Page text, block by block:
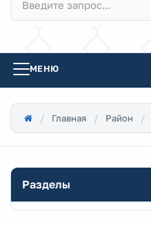
МЕНЮ
Главная Район
Разделы